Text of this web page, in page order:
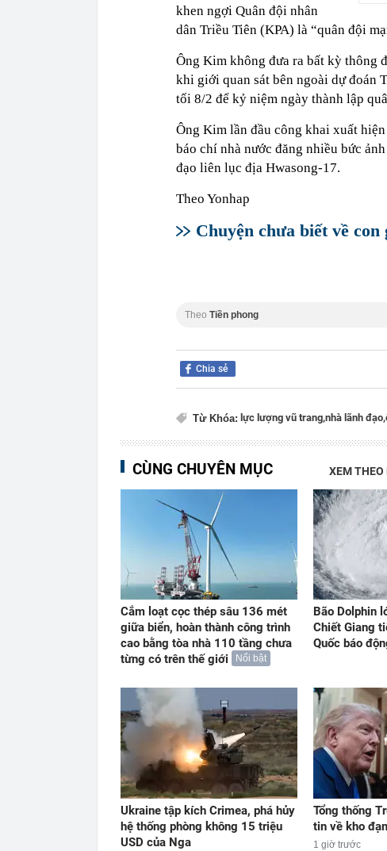
khen ngợi Quân đội nhân
dân Triều Tiên (KPA) là “quân đội
Ông Kim không đưa ra bất kỳ thông
khi giới quan sát bên ngoài dự đoán
tối 8/2 để kỷ niệm ngày thành lập
Ông Kim lần đầu công khai xuất
báo chí nhà nước đăng nhiều bức
đạo liên lục địa Hwasong-17.
Theo Yonhap
Chuyện chưa biết về
Theo Tiền phong
Chia sẻ
Từ Khóa: lực lượng vũ trang,nhà lãnh đạo,
CÙNG CHUYÊN MỤC XEM THEO
Cắm loạt cọc thép sâu 136 mét
giữa biển, hoàn thành công trình
cao bằng tòa nhà 110 tầng chưa
từng có trên thế giới
Nổi bật
Bão Dolphin
Chiết Giang
Quốc báo
Ukraine tập kích Crimea, phá hủy
hệ thống phòng không 15 triệu
USD của Nga
Tổng thống
tin về kho
1 giờ trước